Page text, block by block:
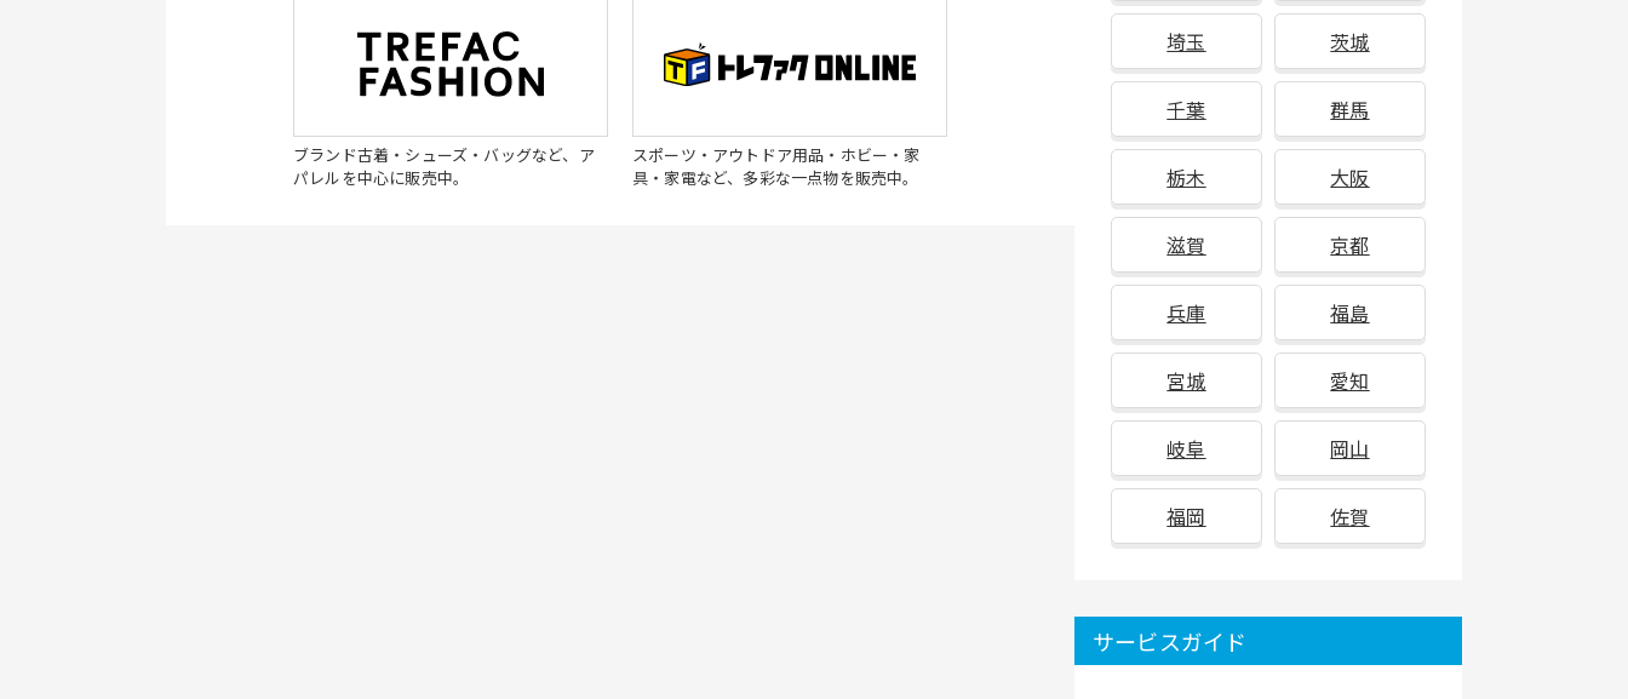
ブランド古着・シューズ・バッグなど、ア
パレルを中心に販売中。
スポーツ・アウトドア用品・ホビー・家
具・家電など、多彩な一点物を販売中。
埼玉 茨城
千葉 群馬
栃木 大阪
滋賀 京都
兵庫 福島
宮城 愛知
岐阜 岡山
福岡 佐賀
サービスガイド